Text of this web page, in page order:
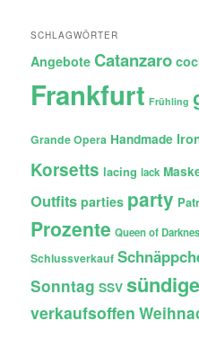
SCHLAGWÖRTER
Angebote Catanzaro
Frankfurt Frühling
Grande Opera Handmade
Korsetts lacing lack
Outfits parties party
Prozente Queen of
Schlussverkauf
Sonntag SSV sündige
verkaufsoffen